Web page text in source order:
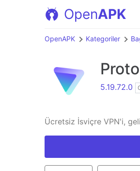
OpenAPK
OpenAPK Kategoriler
5.19.72.0
Ücretsiz İsviçre VPN'i,